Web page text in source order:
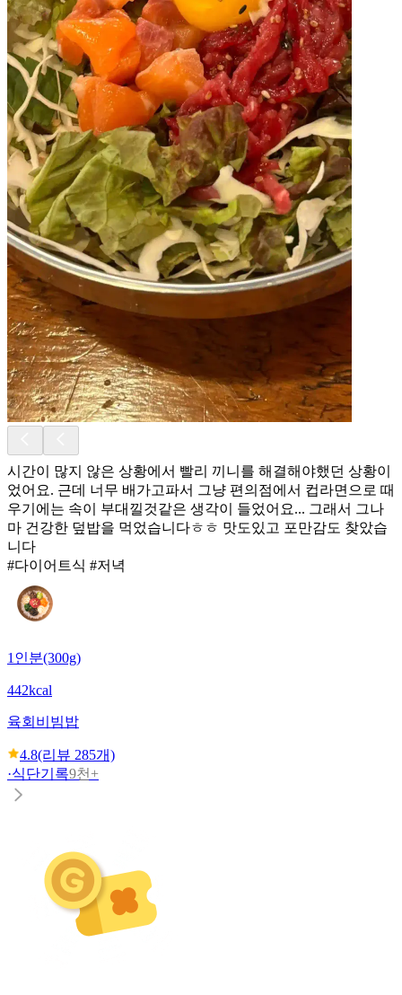
시간이 많지 않은 상황에서 빨리 끼니를 해결해야했던 상황이
었어요. 근데 너무 배가고파서 그냥 편의점에서 컵라면으로 때
우기에는 속이 부대낄것같은 생각이 들었어요... 그래서 그나
마 건강한 덮밥을 먹었습니다ㅎㅎ 맛도있고 포만감도 찾았습
니다
#다이어트식 #저녁
1인분(300g)
442kcal
육회비빔밥
4.8(리뷰 285개)
·식단기록9천+